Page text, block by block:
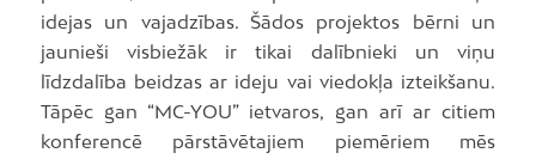
idejas un vajadzības. Šādos projektos bērni un
jaunieši visbiežāk ir tikai dalībnieki un viņu
līdzdalība beidzas ar ideju vai viedokļa izteikšanu.
Tāpēc gan “MC-YOU” ietvaros, gan arī ar citiem
konferencē pārstāvētajiem piemēriem mēs